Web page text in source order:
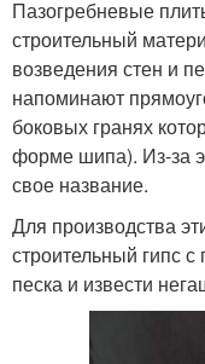
Пазогребневые
строительный
возведения стен и
напоминают
боковых гранях
форме шипа). Из-за
свое название.
Для производства
строительный гипс
песка и извести